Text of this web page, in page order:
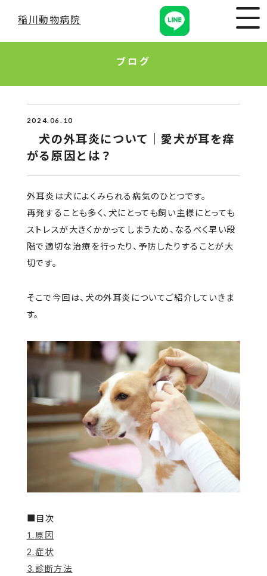
稲川動物病院
ブログ
2024.06.10
犬の外耳炎について｜愛犬が耳を痒
がる原因とは？
外耳炎は犬によくみられる病気のひとつです。
再発することも多く、犬にとっても飼い主様にとっても
ストレスが大きくかかってしまうため、なるべく早い段
階で適切な治療を行ったり、予防したりすることが大
切です。
そこで今回は、犬の外耳炎についてご紹介していきま
す。
■目次
1.原因
2.症状
3.診断方法